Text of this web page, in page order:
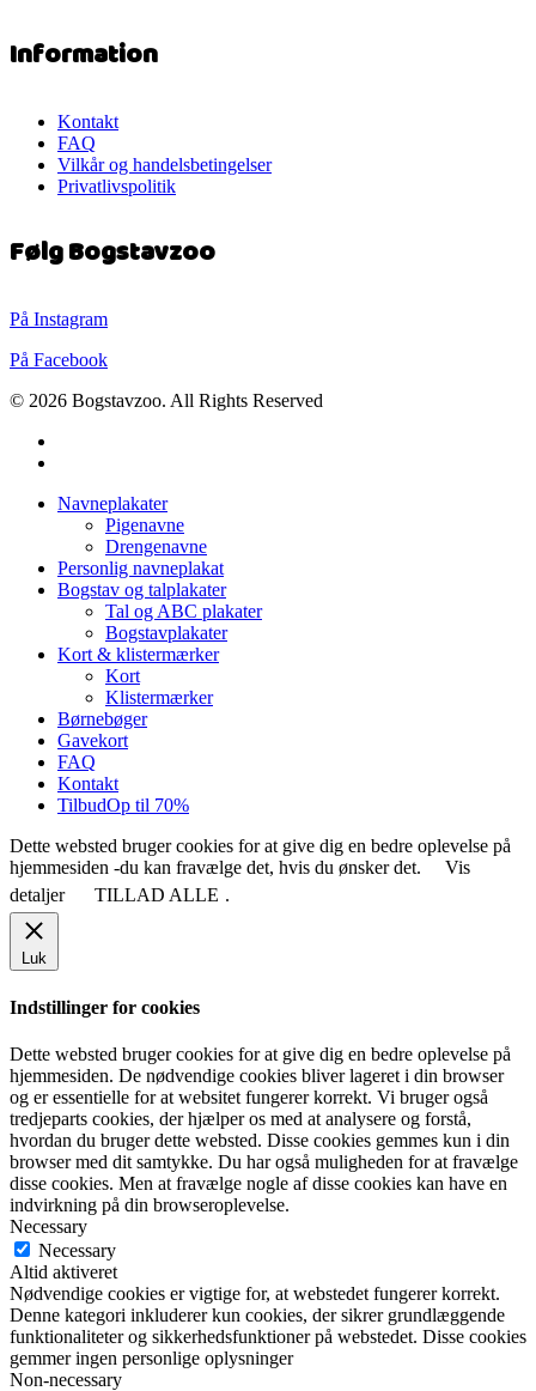
Information
Kontakt
FAQ
Vilkår og handelsbetingelser
Privatlivspolitik
Følg Bogstavzoo
På Instagram
På Facebook
© 2026 Bogstavzoo. All Rights Reserved
Close
Navneplakater
Pigenavne
Drengenavne
Personlig navneplakat
Bogstav og talplakater
Tal og ABC plakater
Bogstavplakater
Kort & klistermærker
Kort
Klistermærker
Børnebøger
Gavekort
FAQ
Kontakt
TilbudOp til 70%
Dette websted bruger cookies for at give dig en bedre oplevelse på
hjemmesiden -du kan fravælge det, hvis du ønsker det.
Vis
detaljer
TILLAD ALLE .
Luk
Indstillinger for cookies
Dette websted bruger cookies for at give dig en bedre oplevelse på
hjemmesiden. De nødvendige cookies bliver lageret i din browser
og er essentielle for at websitet fungerer korrekt. Vi bruger også
tredjeparts cookies, der hjælper os med at analysere og forstå,
hvordan du bruger dette websted. Disse cookies gemmes kun i din
browser med dit samtykke. Du har også muligheden for at fravælge
disse cookies. Men at fravælge nogle af disse cookies kan have en
indvirkning på din browseroplevelse.
Necessary
Necessary
Altid aktiveret
Nødvendige cookies er vigtige for, at webstedet fungerer korrekt.
Denne kategori inkluderer kun cookies, der sikrer grundlæggende
funktionaliteter og sikkerhedsfunktioner på webstedet. Disse cookies
gemmer ingen personlige oplysninger
Non-necessary